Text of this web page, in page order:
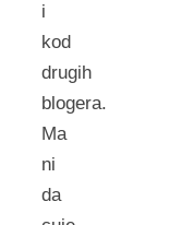
i
kod
drugih
blogera.
Ma
ni
da